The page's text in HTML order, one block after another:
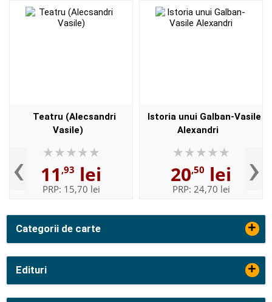
Categorii de carte +
Edituri +
‹
Teatru (Alecsandri
Vasile)
11 ,93 lei
PRP: 15,70 lei
Istoria unui Galban-Vasile
Alexandri
20,50 lei
PRP: 24,70 lei ›